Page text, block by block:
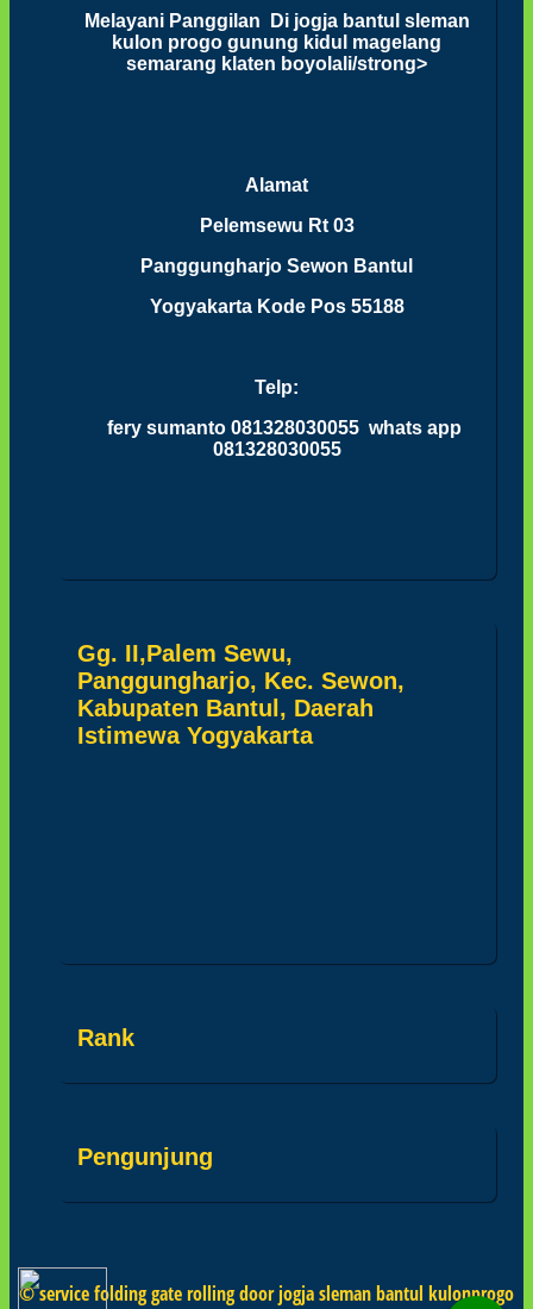
Melayani Panggilan Di jogja bantul sleman
kulon progo gunung kidul magelang
semarang klaten boyolali/strong>
Alamat
Pelemsewu Rt 03
Panggungharjo Sewon Bantul
Yogyakarta Kode Pos 55188
Telp:
fery sumanto 081328030055 whats app
081328030055
Gg. II,Palem Sewu,
Panggungharjo, Kec. Sewon,
Kabupaten Bantul, Daerah
Istimewa Yogyakarta
Rank
Pengunjung
© service folding gate rolling door jogja sleman bantul kulonprogo